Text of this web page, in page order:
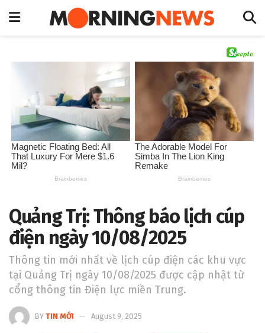
Quảng Trị: Thông báo lịch cúp
điện ngày 10/08/2025
Thông tin mới nhất về lịch cúp điện các khu vực
tại Quảng Trị ngày 10/08/2025 được cập nhật từ
cổng thông tin Điện lực miền Trung.
BY TIN MỚI August 9, 2025